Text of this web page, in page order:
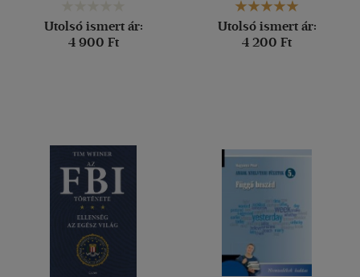
Utolsó ismert ár:
4 900 Ft
Utolsó ismert ár:
4 200 Ft